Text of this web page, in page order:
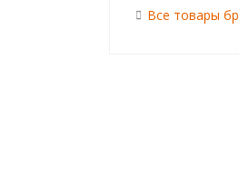
Все товары